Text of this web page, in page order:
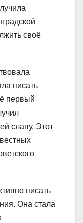
своё
писать
первый
славу. Этот
писать
Она стала